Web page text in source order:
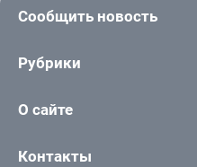
Сообщить новость
Рубрики
О сайте
Контакты